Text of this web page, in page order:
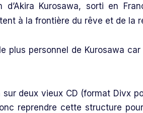
Kurosawa, sorti en
à la frontière du rêve et de la
plus personnel de Kurosawa
deux vieux CD (format Divx
reprendre cette structure